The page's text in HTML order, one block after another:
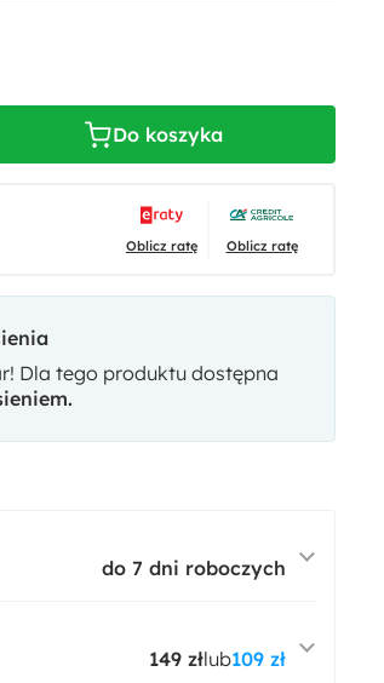
Do koszyka
Oblicz ratę Oblicz ratę
Dla tego produktu dostępna
do 7 dni roboczych
149 złlub109 zł